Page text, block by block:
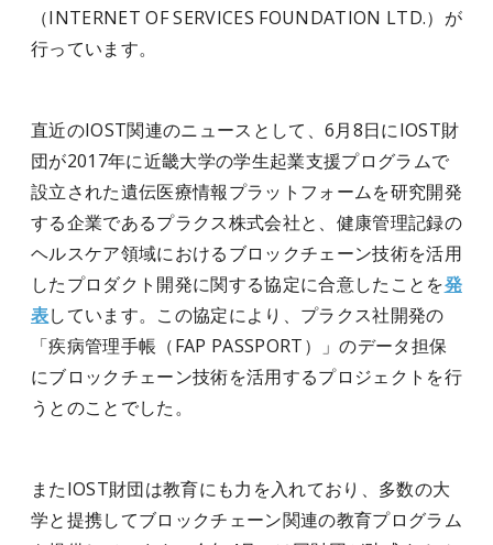
（INTERNET OF SERVICES FOUNDATION LTD.）が
行っています。
直近のIOST関連のニュースとして、6月8日にIOST財
団が2017年に近畿大学の学生起業支援プログラムで
設立された遺伝医療情報プラットフォームを研究開発
する企業であるプラクス株式会社と、健康管理記録の
ヘルスケア領域におけるブロックチェーン技術を活用
したプロダクト開発に関する協定に合意したことを発
表しています。この協定により、プラクス社開発の
「疾病管理手帳（FAP PASSPORT）」のデータ担保
にブロックチェーン技術を活用するプロジェクトを行
うとのことでした。
またIOST財団は教育にも力を入れており、多数の大
学と提携してブロックチェーン関連の教育プログラム